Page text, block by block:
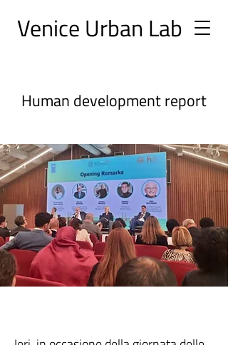
Venice Urban Lab
Human development report